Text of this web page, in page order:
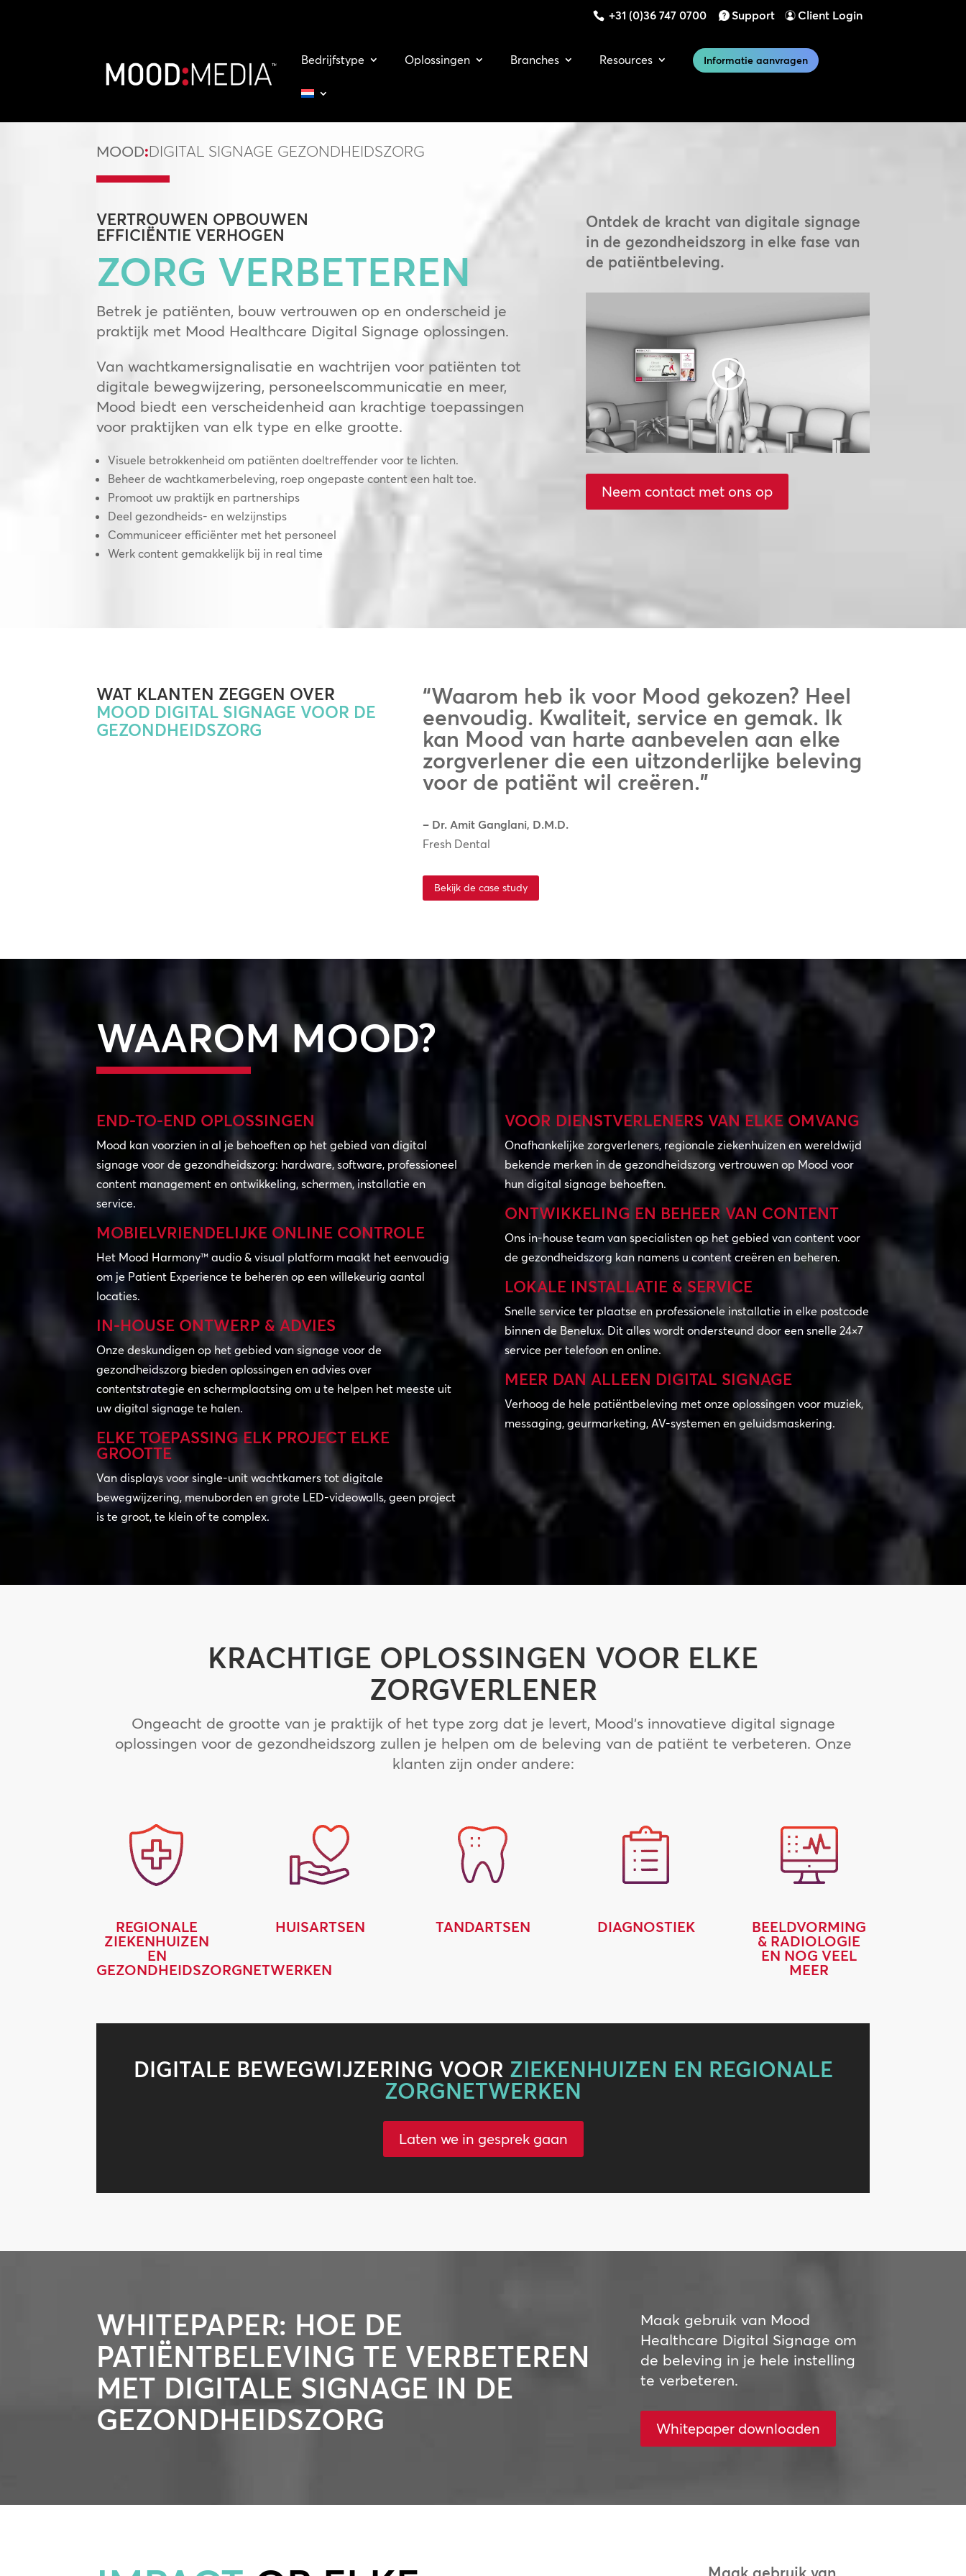
+31 (0)36 747 0700 Support Client Login
Bedrijfstype Oplossingen Branches Resources Informatie aanvragen
MOOD:DIGITAL SIGNAGE GEZONDHEIDSZORG
VERTROUWEN OPBOUWEN
EFFICIËNTIEVERHOGEN
ZORG VERBETEREN
Betrek je patiënten, bouw vertrouwen op en onderscheid je
praktijk met Mood Healthcare Digital Signage oplossingen.
Van wachtkamersignalisatie en wachtrijen voor patiënten tot
digitale bewegwijzering, personeelscommunicatie en meer,
Mood biedt een verscheidenheid aan krachtige toepassingen
voor praktijken van elk type en elke grootte.
Visuele betrokkenheid om patiënten doeltreffender voor te lichten.
Beheer de wachtkamerbeleving, roep ongepaste content een halt toe.
Promoot uw praktijk en partnerships
Deel gezondheids- en welzijnstips
Communiceer efficiënter met het personeel
Werk content gemakkelijk bij in real time
Ontdek de kracht van digitale signage
in de gezondheidszorg in elke fase van
de patiëntbeleving.
Neem contact met ons op
WAT KLANTEN ZEGGEN OVER
MOOD DIGITAL SIGNAGE VOOR DE
GEZONDHEIDSZORG
“Waarom heb ik voor Mood gekozen? Heel
eenvoudig. Kwaliteit, service en gemak. Ik
kan Mood van harte aanbevelen aan elke
zorgverlener die een uitzonderlijke beleving
voor de patiënt wil creëren.”
– Dr. Amit Ganglani, D.M.D.
Fresh Dental
Bekijk de case study
WAAROM MOOD?
END-TO-END OPLOSSINGEN
Mood kan voorzien in al je behoeften op het gebied van digital
signage voor de gezondheidszorg: hardware, software, professioneel
content management en ontwikkeling, schermen, installatie en
service.
MOBIELVRIENDELIJKE ONLINE CONTROLE
Het Mood Harmony™ audio & visual platform maakt het eenvoudig
om je Patient Experience te beheren op een willekeurig aantal
locaties.
IN-HOUSE ONTWERP & ADVIES
Onze deskundigen op het gebied van signage voor de
gezondheidszorg bieden oplossingen en advies over
contentstrategie en schermplaatsing om u te helpen het meeste uit
uw digital signage te halen.
ELKE TOEPASSING ELK PROJECT ELKE
GROOTTE
Van displays voor single-unit wachtkamers tot digitale
bewegwijzering, menuborden en grote LED-videowalls, geen project
is te groot, te klein of te complex.
VOOR DIENSTVERLENERS VAN ELKE OMVANG
Onafhankelijke zorgverleners, regionale ziekenhuizen en wereldwijd
bekende merken in de gezondheidszorg vertrouwen op Mood voor
hun digital signage behoeften.
ONTWIKKELING EN BEHEER VAN CONTENT
Ons in-house team van specialisten op het gebied van content voor
de gezondheidszorg kan namens u content creëren en beheren.
LOKALE INSTALLATIE & SERVICE
Snelle service ter plaatse en professionele installatie in elke postcode
binnen de Benelux. Dit alles wordt ondersteund door een snelle 24×7
service per telefoon en online.
MEER DAN ALLEEN DIGITAL SIGNAGE
Verhoog de hele patiëntbeleving met onze oplossingen voor muziek,
messaging, geurmarketing, AV-systemen en geluidsmaskering.
KRACHTIGE OPLOSSINGEN VOOR ELKE
ZORGVERLENER
Ongeacht de grootte van je praktijk of het type zorg dat je levert, Mood’s innovatieve digital signage
oplossingen voor de gezondheidszorg zullen je helpen om de beleving van de patiënt te verbeteren. Onze
klanten zijn onder andere:
REGIONALE
ZIEKENHUIZEN
EN
GEZONDHEIDSZORGNETWERKEN
HUISARTSEN TANDARTSEN DIAGNOSTIEK
BEELDVORMING
& RADIOLOGIE
EN NOG VEEL
MEER
DIGITALE BEWEGWIJZERING VOOR ZIEKENHUIZEN EN REGIONALE
ZORGNETWERKEN
Laten we in gesprek gaan
WHITEPAPER: HOE DE
PATIËNTBELEVING TE VERBETEREN
MET DIGITALE SIGNAGE IN DE
GEZONDHEIDSZORG
Maak gebruik van Mood
Healthcare Digital Signage om
de beleving in je hele instelling
te verbeteren.
Whitepaper downloaden